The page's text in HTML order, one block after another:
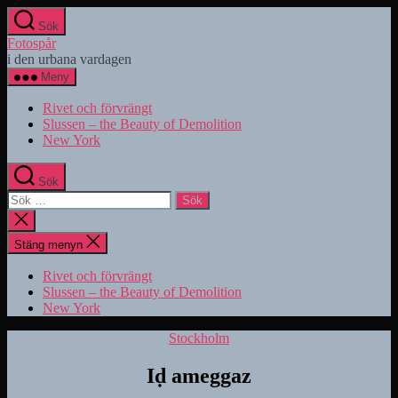
Hoppa
till
innehåll
Sök
Fotospår
i den urbana vardagen
Meny
Rivet och förvrängt
Slussen – the Beauty of Demolition
New York
Sök
Sök
efter:
Stäng
sökningen
Stäng menyn
Rivet och förvrängt
Slussen – the Beauty of Demolition
New York
Kategorier
Stockholm
Iḍ ameggaz